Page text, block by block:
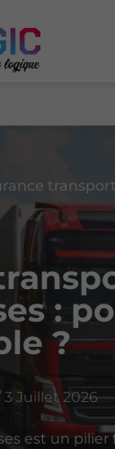
:
?
3 Juillet 2026
est un